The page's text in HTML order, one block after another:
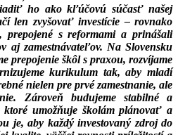
ho ako kľúčovú súčasť našej
len zvyšovať investície – rovnako
prepojené s reformami a prinášali
aj zamestnávateľov. Na Slovensku
prepojenie škôl s praxou, rozvíjame
kurikulum tak, aby mladí
nielen pre prvé zamestnanie, ale
Zároveň budujeme stabilné a
ktoré umožňuje školám plánovať a
je, aby každý investovaný zdroj do